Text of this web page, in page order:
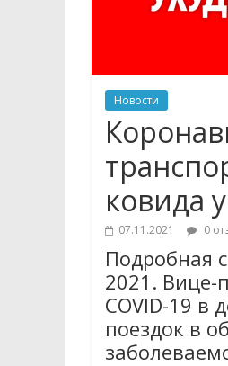
Новости
ковида
07.11.2021 0
Подробная
2021. Вице-
COVID-19 в
поездок в